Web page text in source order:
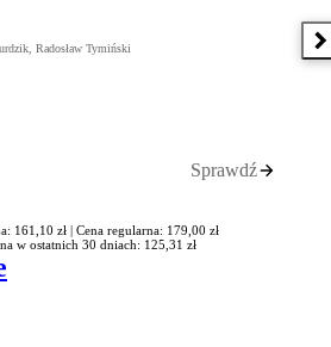
Radosław Tymiński
Sprawdź
161,10 zł | Cena regularna: 179,00 zł
w ostatnich 30 dniach: 125,31 zł